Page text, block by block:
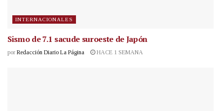
INTERNACIONALES
Sismo de 7.1 sacude suroeste de Japón
por Redacción Diario La Página HACE 1 SEMANA